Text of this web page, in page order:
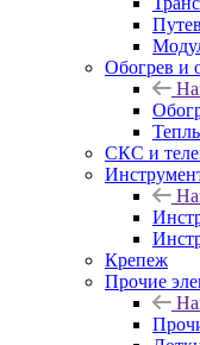
Обогрев и
СКС и
Крепеж
Прочие